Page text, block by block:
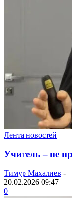
Лента новостей
Учитель – не
Тимур Махалиев -
20.02.2026 09:47
0